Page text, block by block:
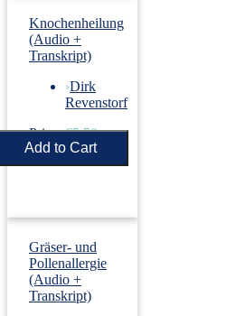
Knochenheilung
(Audio +
Transkript)
›Dirk
Revenstorf
Price: €5.50
Gräser- und
Pollenallergie
(Audio +
Transkript)